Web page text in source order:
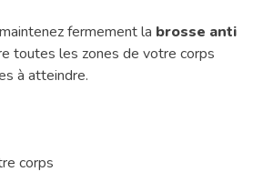
fermement la brosse anti
toutes les zones de votre corps
à atteindre.
corps